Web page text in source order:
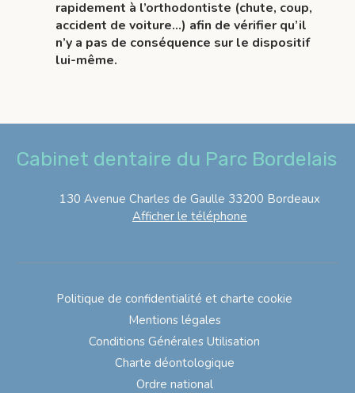
rapidement à l’orthodontiste (chute, coup,
accident de voiture…) afin de vérifier qu’il
n’y a pas de conséquence sur le dispositif
lui-même.
Cabinet dentaire du Parc Bordelais
130 Avenue Charles de Gaulle 33200 Bordeaux
Afficher le téléphone
Politique de confidentialité et charte cookie
Mentions légales
Conditions Générales Utilisation
Charte déontologique
Ordre national